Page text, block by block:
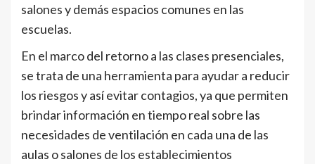
salones y demás espacios comunes en las
escuelas.
En el marco del retorno a las clases presenciales,
se trata de una herramienta para ayudar a reducir
los riesgos y así evitar contagios, ya que permiten
brindar información en tiempo real sobre las
necesidades de ventilación en cada una de las
aulas o salones de los establecimientos